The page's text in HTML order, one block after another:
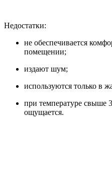
Недостатки:
не обеспечивается
помещении;
издают шум;
используются только в
при температуре свыше
ощущается.